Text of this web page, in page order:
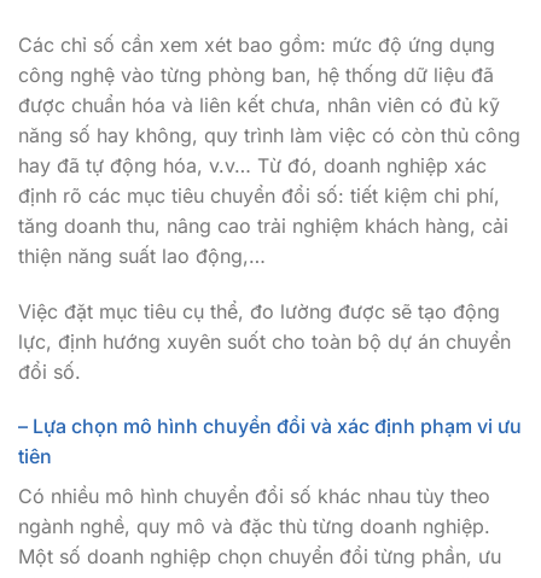
Các chỉ số cần xem xét bao gồm: mức độ ứng dụng
công nghệ vào từng phòng ban, hệ thống dữ liệu đã
được chuẩn hóa và liên kết chưa, nhân viên có đủ kỹ
năng số hay không, quy trình làm việc có còn thủ công
hay đã tự động hóa, v.v… Từ đó, doanh nghiệp xác
định rõ các mục tiêu chuyển đổi số: tiết kiệm chi phí,
tăng doanh thu, nâng cao trải nghiệm khách hàng, cải
thiện năng suất lao động,…
Việc đặt mục tiêu cụ thể, đo lường được sẽ tạo động
lực, định hướng xuyên suốt cho toàn bộ dự án chuyển
đổi số.
– Lựa chọn mô hình chuyển đổi và xác định phạm vi ưu
tiên
Có nhiều mô hình chuyển đổi số khác nhau tùy theo
ngành nghề, quy mô và đặc thù từng doanh nghiệp.
Một số doanh nghiệp chọn chuyển đổi từng phần, ưu